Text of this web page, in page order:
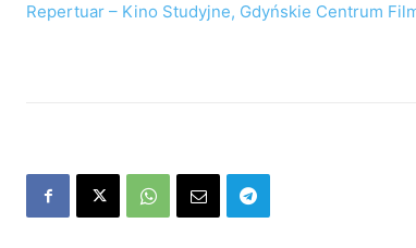
Repertuar – Kino Studyjne, Gdyńskie Centrum